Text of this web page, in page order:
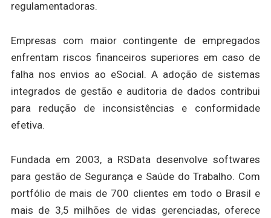
regulamentadoras.
Empresas com maior contingente de empregados
enfrentam riscos financeiros superiores em caso de
falha nos envios ao eSocial. A adoção de sistemas
integrados de gestão e auditoria de dados contribui
para redução de inconsistências e conformidade
efetiva.
Fundada em 2003, a RSData desenvolve softwares
para gestão de Segurança e Saúde do Trabalho. Com
portfólio de mais de 700 clientes em todo o Brasil e
mais de 3,5 milhões de vidas gerenciadas, oferece